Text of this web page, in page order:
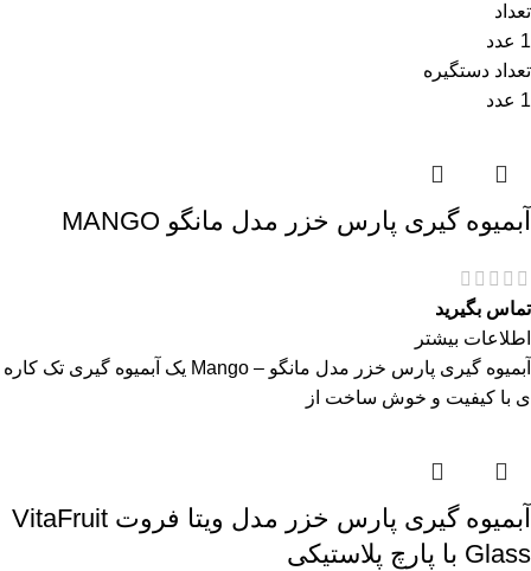
تعداد
1 عدد
تعداد دستگیره
1 عدد
آبمیوه گیری پارس خزر مدل مانگو MANGO
تماس بگیرید
اطلاعات بیشتر
آبمیوه گیری پارس خزر مدل مانگو – Mango یک آبمیوه گیری تک کاره
ی با کیفیت و خوش ساخت از
آبمیوه گیری پارس خزر مدل ویتا فروت VitaFruit
Glass با پارچ پلاستیکی